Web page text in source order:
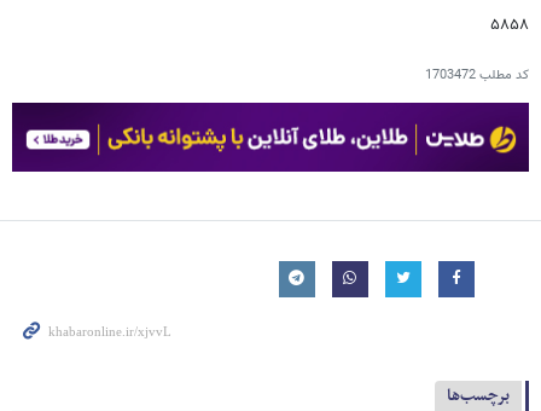
۵۸۵۸
کد مطلب1703472
برچسب‌ها